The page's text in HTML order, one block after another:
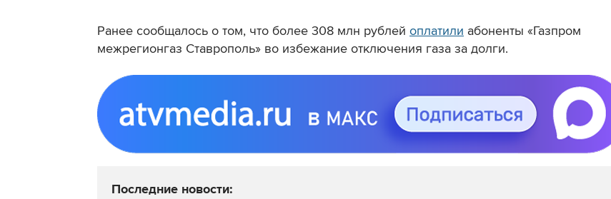
Ранее сообщалось о том, что более 308 млн рублей оплатили абоненты «Газпром
межрегионгаз Ставрополь» во избежание отключения газа за долги.
Последние новости: